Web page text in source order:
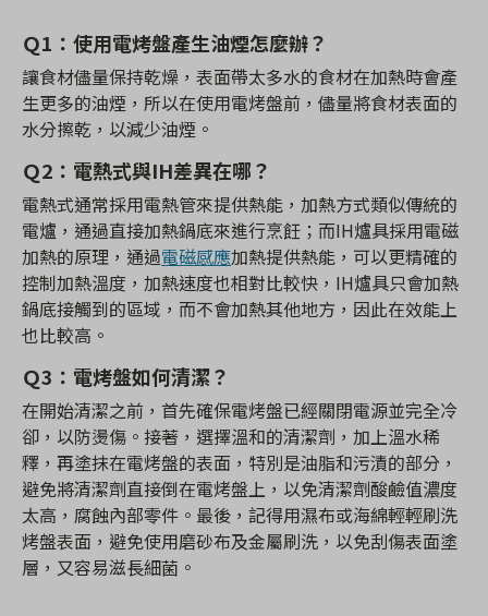
Ｑ1：使用電烤盤產生油煙怎麼辦？
讓食材儘量保持乾燥，表面帶太多水的食材在加熱時會產
生更多的油煙，所以在使用電烤盤前，儘量將食材表面的
水分擦乾，以減少油煙。
Ｑ2：電熱式與IH差異在哪？
電熱式通常採用電熱管來提供熱能，加熱方式類似傳統的
電爐，通過直接加熱鍋底來進行烹飪；而IH爐具採用電磁
加熱的原理，通過電磁感應加熱提供熱能，可以更精確的
控制加熱溫度，加熱速度也相對比較快，IH爐具只會加熱
鍋底接觸到的區域，而不會加熱其他地方，因此在效能上
也比較高。
Ｑ3：電烤盤如何清潔？
在開始清潔之前，首先確保電烤盤已經關閉電源並完全冷
卻，以防燙傷。接著，選擇溫和的清潔劑，加上溫水稀
釋，再塗抹在電烤盤的表面，特別是油脂和污漬的部分，
避免將清潔劑直接倒在電烤盤上，以免清潔劑酸鹼值濃度
太高，腐蝕內部零件。最後，記得用濕布或海綿輕輕刷洗
烤盤表面，避免使用磨砂布及金屬刷洗，以免刮傷表面塗
層，又容易滋長細菌。